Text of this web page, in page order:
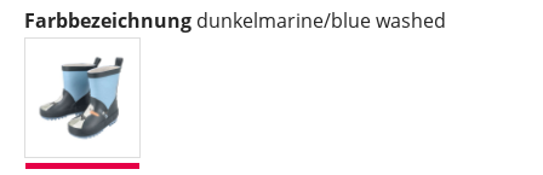
Farbbezeichnungauswählen
dunkelmarine/blue washed
dunkelmarine/blue washed